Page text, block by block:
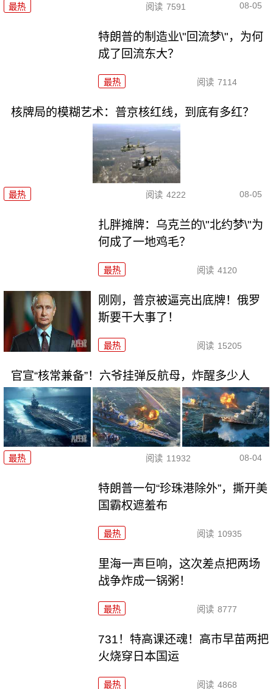
最热 阅读 7591 08-05
特朗普的制造业\"回流梦\"，为何
成了回流东大？
最热 阅读 7114
核牌局的模糊艺术：普京核红线，到底有多红？
最热 阅读 4222 08-05
扎胖摊牌：乌克兰的\"北约梦\"为
何成了一地鸡毛？
最热 阅读 4120
刚刚，普京被逼亮出底牌！俄罗
斯要干大事了！
最热 阅读 15205
官宣“核常兼备”！六爷挂弹反航母，炸醒多少人
最热 阅读 11932 08-04
特朗普一句“珍珠港除外”，撕开美
国霸权遮羞布
最热 阅读 10935
里海一声巨响，这次差点把两场
战争炸成一锅粥！
最热 阅读 8777
731！特高课还魂！高市早苗两把
火烧穿日本国运
最热 阅读 4868